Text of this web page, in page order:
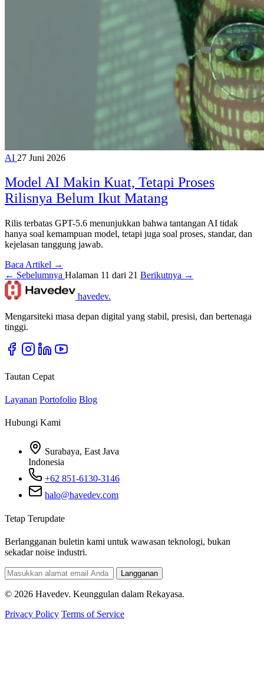
AI 27 Juni 2026
Model AI Makin Kuat, Tetapi Proses
Rilisnya Belum Ikut Matang
Rilis terbatas GPT-5.6 menunjukkan bahwa tantangan AI tidak
hanya soal kemampuan model, tetapi juga soal proses, standar, dan
kejelasan tanggung jawab.
Baca Artikel →
← Sebelumnya Halaman 11 dari 21 Berikutnya →
havedev.
Mengarsiteki masa depan digital yang stabil, presisi, dan bertenaga
tinggi.
Tautan Cepat
Layanan Portofolio Blog
Hubungi Kami
Surabaya, East Java
Indonesia
+62 851-6130-3146
halo@havedev.com
Tetap Terupdate
Berlangganan buletin kami untuk wawasan teknologi, bukan
sekadar noise industri.
Langganan
© 2026 Havedev. Keunggulan dalam Rekayasa.
Privacy Policy Terms of Service